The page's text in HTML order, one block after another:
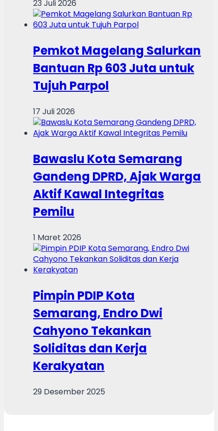
23 Juli 2026
Pemkot Magelang Salurkan
Bantuan Rp 603 Juta untuk
Tujuh Parpol
17 Juli 2026
Bawaslu Kota Semarang
Gandeng DPRD, Ajak Warga
Aktif Kawal Integritas
Pemilu
1 Maret 2026
Pimpin PDIP Kota
Semarang, Endro Dwi
Cahyono Tekankan
Soliditas dan Kerja
Kerakyatan
29 Desember 2025